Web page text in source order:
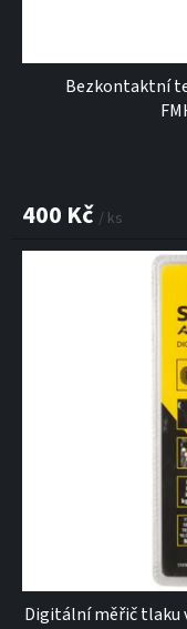
Bezkontaktní
400 Kč / ks
Digitální měřič tlaku